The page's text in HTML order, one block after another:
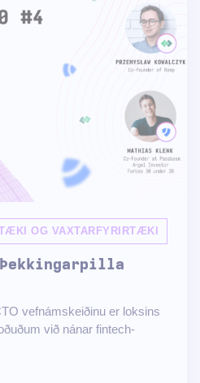
OG VAXTARFYRIRTÆKI
vefnámskeiðinu er loksins
við nánar fintech-